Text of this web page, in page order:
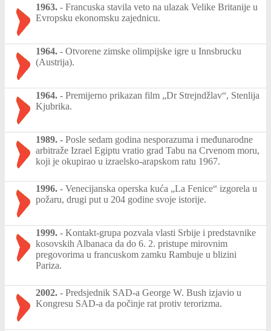
1963. - Francuska stavila veto na ulazak Velike Britanije u
Evropsku ekonomsku zajednicu.
1964. - Otvorene zimske olimpijske igre u Innsbrucku
(Austrija).
1964. - Premijerno prikazan film „Dr Strejndžlav“, Stenlija
Kjubrika.
1989. - Posle sedam godina nesporazuma i međunarodne
arbitraže Izrael Egiptu vratio grad Tabu na Crvenom moru,
koji je okupirao u izraelsko-arapskom ratu 1967.
1996. - Venecijanska operska kuća „La Fenice“ izgorela u
požaru, drugi put u 204 godine svoje istorije.
1999. - Kontakt-grupa pozvala vlasti Srbije i predstavnike
kosovskih Albanaca da do 6. 2. pristupe mirovnim
pregovorima u francuskom zamku Rambuje u blizini
Pariza.
2002. - Predsjednik SAD-a George W. Bush izjavio u
Kongresu SAD-a da počinje rat protiv terorizma.